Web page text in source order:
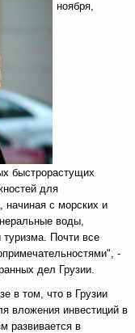
ноября,
быстрорастущих
для
начиная с морских и
воды,
Почти все
-
дел Грузии.
в том, что в Грузии
вложения инвестиций в
развивается в